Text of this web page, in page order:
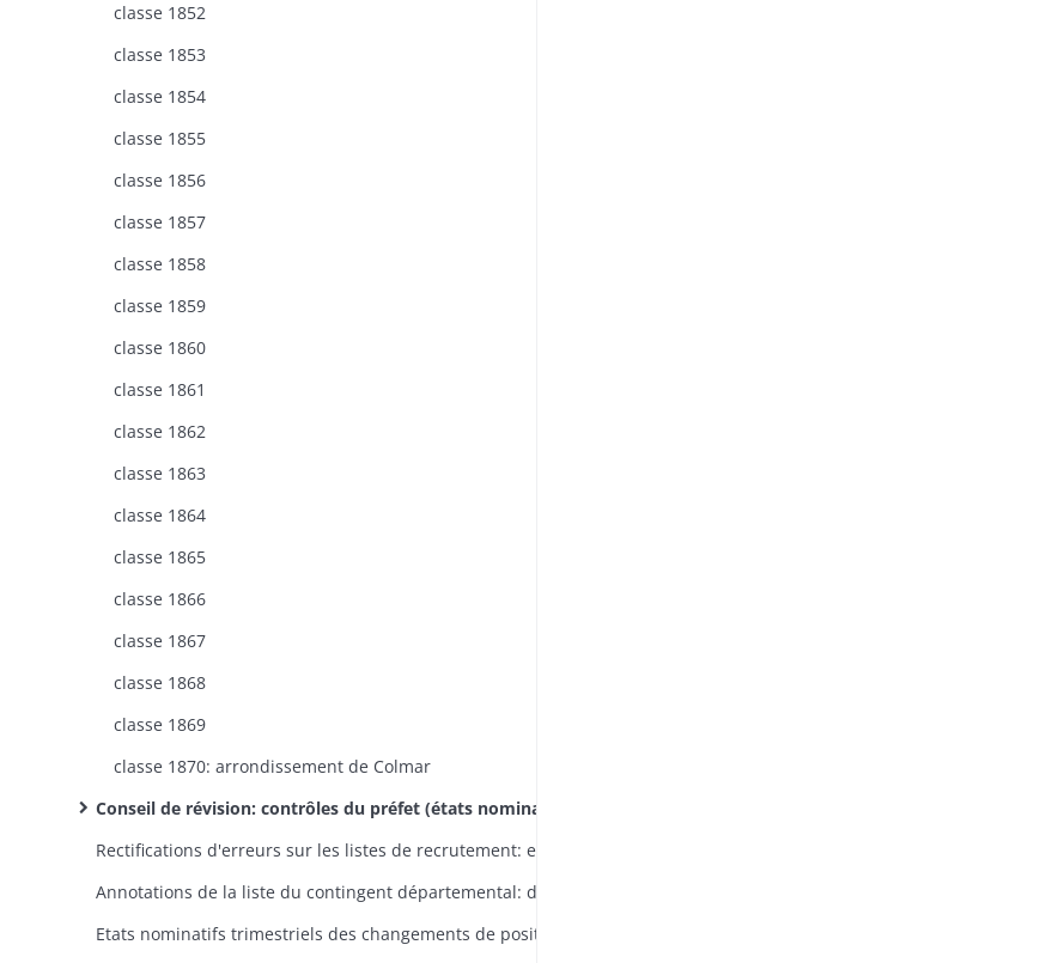
classe 1852
classe 1853
classe 1854
classe 1855
classe 1856
classe 1857
classe 1858
classe 1859
classe 1860
classe 1861
classe 1862
classe 1863
classe 1864
classe 1865
classe 1866
classe 1867
classe 1868
classe 1869
classe 1870: arrondissement de Colmar
Conseil de révision: contrôles du préfet (états nominatifs par canton des conscrits, indiquant les décisions du conseil de révision)